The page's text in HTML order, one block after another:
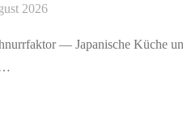
2026
— Japanische Küche
…